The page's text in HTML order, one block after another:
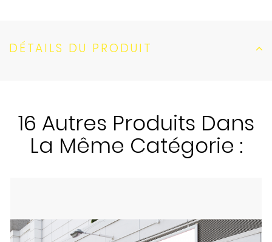
DÉTAILS DU PRODUIT
16 Autres Produits Dans
La Même Catégorie :